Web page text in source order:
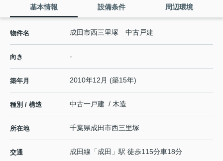
基本情報 設備条件 周辺環境
物件名 成田市西三里塚 中古戸建
向き -
築年月 2010年12月 (築15年)
種別 / 構造 中古一戸建 / 木造
所在地 千葉県成田市西三里塚
交通 成田線 「成田 」駅 徒歩115分車18分